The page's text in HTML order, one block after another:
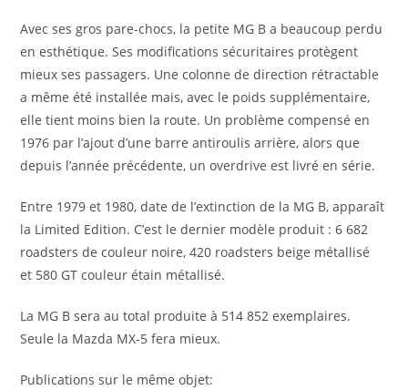
Avec ses gros pare-chocs, la petite MG B a beaucoup perdu
en esthétique. Ses modifications sécuritaires protègent
mieux ses passagers. Une colonne de direction rétractable
a même été installée mais, avec le poids supplémentaire,
elle tient moins bien la route. Un problème compensé en
1976 par l’ajout d’une barre antiroulis arrière, alors que
depuis l’année précédente, un overdrive est livré en série.
Entre 1979 et 1980, date de l’extinction de la MG B, apparaît
la Limited Edition. C’est le dernier modèle produit : 6 682
roadsters de couleur noire, 420 roadsters beige métallisé
et 580 GT couleur étain métallisé.
La MG B sera au total produite à 514 852 exemplaires.
Seule la Mazda MX-5 fera mieux.
Publications sur le même objet: